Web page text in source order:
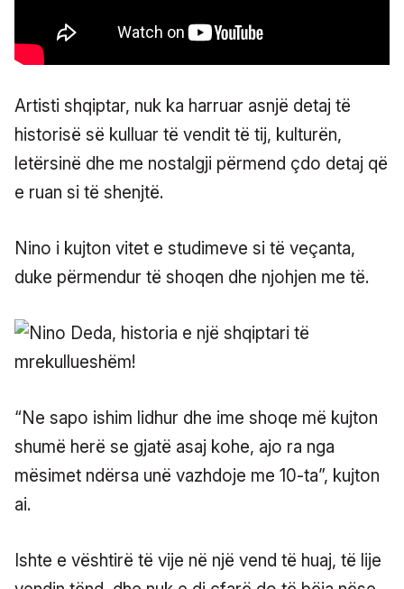
Artisti shqiptar, nuk ka harruar asnjë detaj të
historisë së kulluar të vendit të tij, kulturën,
letërsinë dhe me nostalgji përmend çdo detaj që
e ruan si të shenjtë.
Nino i kujton vitet e studimeve si të veçanta,
duke përmendur të shoqen dhe njohjen me të.
“Ne sapo ishim lidhur dhe ime shoqe më kujton
shumë herë se gjatë asaj kohe, ajo ra nga
mësimet ndërsa unë vazhdoje me 10-ta”, kujton
ai.
Ishte e vështirë të vije në një vend të huaj, të lije